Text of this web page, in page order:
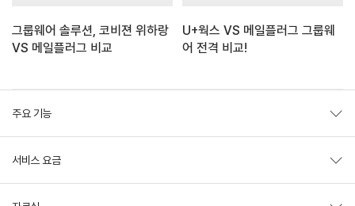
그룹웨어 솔루션, 코비젼 위하랑
VS 메일플러그 비교
U+웍스 VS 메일플러그 그룹웨
어 전격 비교!
주요 기능
서비스 요금